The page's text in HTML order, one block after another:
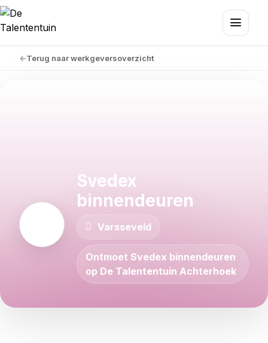
Terug naar werkgeversoverzicht
Svedex
binnendeuren
Varsseveld
Ontmoet Svedex binnendeuren
op De Talententuin Achterhoek